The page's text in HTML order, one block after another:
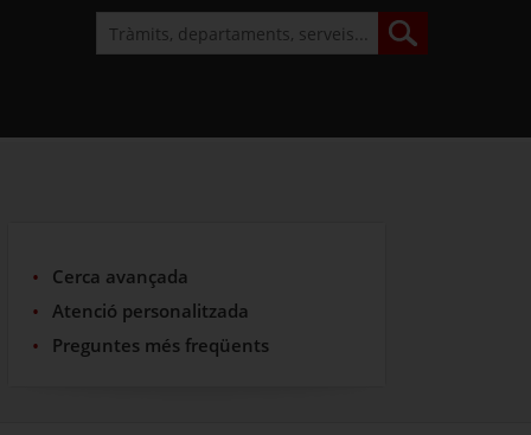
Cerca avançada
Atenció personalitzada
Preguntes més freqüents